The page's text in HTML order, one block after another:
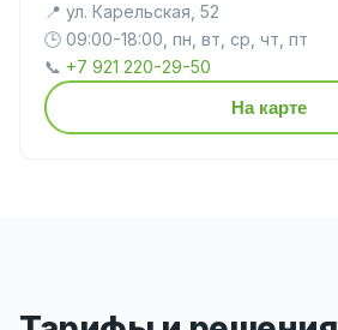
📍 ул. Карельская, 52
🕒 09:00-18:00, пн, вт, ср, чт, пт
📞 +7 921 220-29-50
На карте